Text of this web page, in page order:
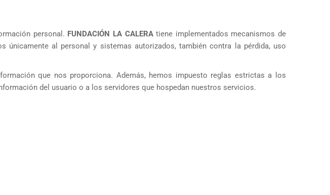
personal. FUNDACIÓN LA CALERAtiene implementados mecanismos de
al personal y sistemas autorizados, también contra la pérdida, uso
que nos proporciona. Además, hemos impuesto reglas estrictas a los
del usuario o a los servidores que hospedan nuestros servicios.